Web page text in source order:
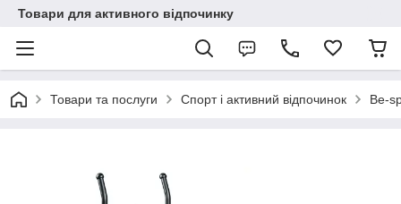
Товари для активного відпочинку
Товари та послуги Спорт і активний відпочинок Be-